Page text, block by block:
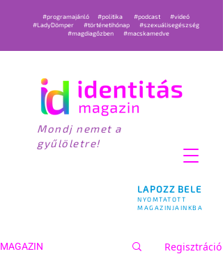
LAPOZZ BELE
NYOMTATOTT
MAGAZINJAINKBA
#programajánló #politika #podcast
#videó
#LadyDömper
#történetihónap
#szexuálisegészség
#magdiagőzben
#macskamedve
Mondj nemet a
gyűlöletre!
MAGAZIN Regisztráció